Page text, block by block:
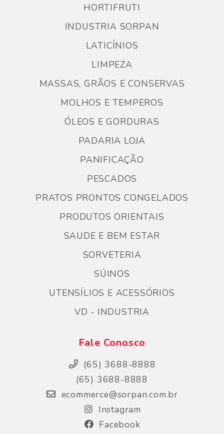
HORTIFRUTI
INDUSTRIA SORPAN
LATICÍNIOS
LIMPEZA
MASSAS, GRÃOS E CONSERVAS
MOLHOS E TEMPEROS
ÓLEOS E GORDURAS
PADARIA LOJA
PANIFICAÇÃO
PESCADOS
PRATOS PRONTOS CONGELADOS
PRODUTOS ORIENTAIS
SAUDE E BEM ESTAR
SORVETERIA
SÚINOS
UTENSÍLIOS E ACESSÓRIOS
VD - INDUSTRIA
Fale Conosco
(65) 3688-8888
(65) 3688-8888
ecommerce@sorpan.com.br
Instagram
Facebook